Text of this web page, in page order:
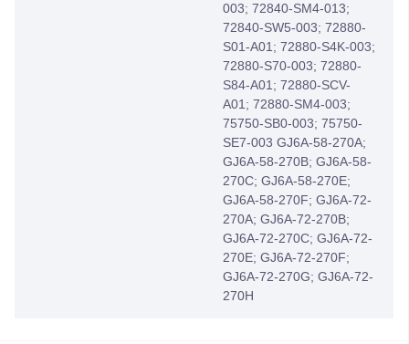
003; 72840-SM4-013;
72840-SW5-003; 72880-
S01-A01; 72880-S4K-003;
72880-S70-003; 72880-
S84-A01; 72880-SCV-
A01; 72880-SM4-003;
75750-SB0-003; 75750-
SE7-003 GJ6A-58-270A;
GJ6A-58-270B; GJ6A-58-
270C; GJ6A-58-270E;
GJ6A-58-270F; GJ6A-72-
270A; GJ6A-72-270B;
GJ6A-72-270C; GJ6A-72-
270E; GJ6A-72-270F;
GJ6A-72-270G; GJ6A-72-
270H